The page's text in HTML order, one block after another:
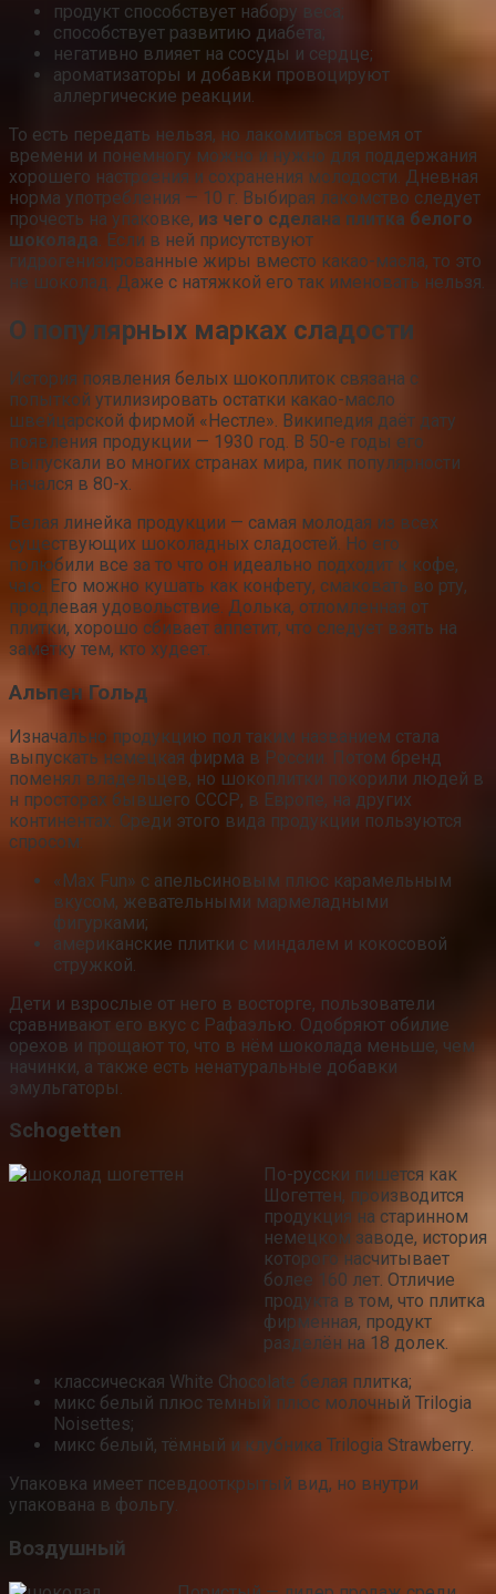
продукт способствует набору веса;
способствует развитию диабета;
негативно влияет на сосуды и сердце;
ароматизаторы и добавки провоцируют
аллергические реакции.
То есть передать нельзя, но лакомиться время от
времени и понемногу можно и нужно для поддержания
хорошего настроения и сохранения молодости. Дневная
норма употребления — 10 г. Выбирая лакомство следует
прочесть на упаковке, из чего сделана плитка белого
шоколада. Если в ней присутствуют
гидрогенизированные жиры вместо какао-масла, то это
не шоколад. Даже с натяжкой его так именовать нельзя.
О популярных марках сладости
История появления белых шокоплиток связана с
попыткой утилизировать остатки какао-масло
швейцарской фирмой «Нестле». Википедия даёт дату
появления продукции — 1930 год. В 50-е годы его
выпускали во многих странах мира, пик популярности
начался в 80-х.
Белая линейка продукции — самая молодая из всех
существующих шоколадных сладостей. Но его
полюбили все за то что он идеально подходит к кофе,
чаю. Его можно кушать как конфету, смаковать во рту,
продлевая удовольствие. Долька, отломленная от
плитки, хорошо сбивает аппетит, что следует взять на
заметку тем, кто худеет.
Альпен Гольд
Изначально продукцию пол таким названием стала
выпускать немецкая фирма в России. Потом бренд
поменял владельцев, но шокоплитки покорили людей в
н просторах бывшего СССР, в Европе, на других
континентах. Среди этого вида продукции пользуются
спросом:
«Max Fun» с апельсиновым плюс карамельным
вкусом, жевательными мармеладными
фигурками;
американские плитки с миндалем и кокосовой
стружкой.
Дети и взрослые от него в восторге, пользователи
сравнивают его вкус с Рафаэлью. Одобряют обилие
орехов и прощают то, что в нём шоколада меньше, чем
начинки, а также есть ненатуральные добавки
эмульгаторы.
Schogetten
По-русски пишется как
Шогеттен, производится
продукция на старинном
немецком заводе, история
которого насчитывает
более 160 лет. Отличие
продукта в том, что плитка
фирменная, продукт
разделён на 18 долек.
классическая White Chocolate белая плитка;
микс белый плюс темный плюс молочный Trilogia
Noisettes;
микс белый, тёмный и клубника Trilogia Strawberry.
Упаковка имеет псевдооткрытый вид, но внутри
упакована в фольгу.
Воздушный